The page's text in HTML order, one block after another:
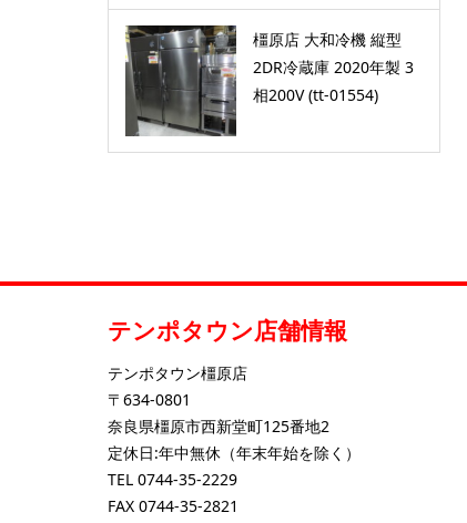
橿原店 大和冷機 縦型
2DR冷蔵庫 2020年製 3
相200V (tt-01554)
テンポタウン店舗情報
テンポタウン橿原店
〒634-0801
奈良県橿原市西新堂町125番地2
定休日:年中無休（年末年始を除く）
TEL 0744-35-2229
FAX 0744-35-2821